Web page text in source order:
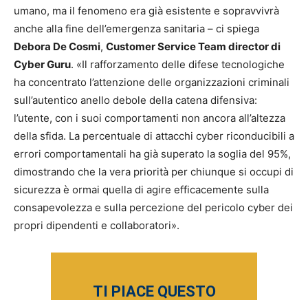
umano, ma il fenomeno era già esistente e sopravvivrà
anche alla fine dell’emergenza sanitaria – ci spiega
Debora De Cosmi, Customer Service Team director di
Cyber Guru. «Il rafforzamento delle difese tecnologiche
ha concentrato l’attenzione delle organizzazioni criminali
sull’autentico anello debole della catena difensiva:
l’utente, con i suoi comportamenti non ancora all’altezza
della sfida. La percentuale di attacchi cyber riconducibili a
errori comportamentali ha già superato la soglia del 95%,
dimostrando che la vera priorità per chiunque si occupi di
sicurezza è ormai quella di agire efficacemente sulla
consapevolezza e sulla percezione del pericolo cyber dei
propri dipendenti e collaboratori».
TI PIACE QUESTO